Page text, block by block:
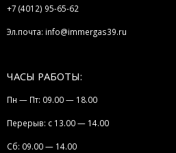
+7 (4012) 95-65-62
Эл.почта: info@immergas39.ru
ЧАСЫ РАБОТЫ:
Пн — Пт: 09.00 — 18.00
Перерыв: с 13.00 — 14.00
Сб: 09.00 — 14.00